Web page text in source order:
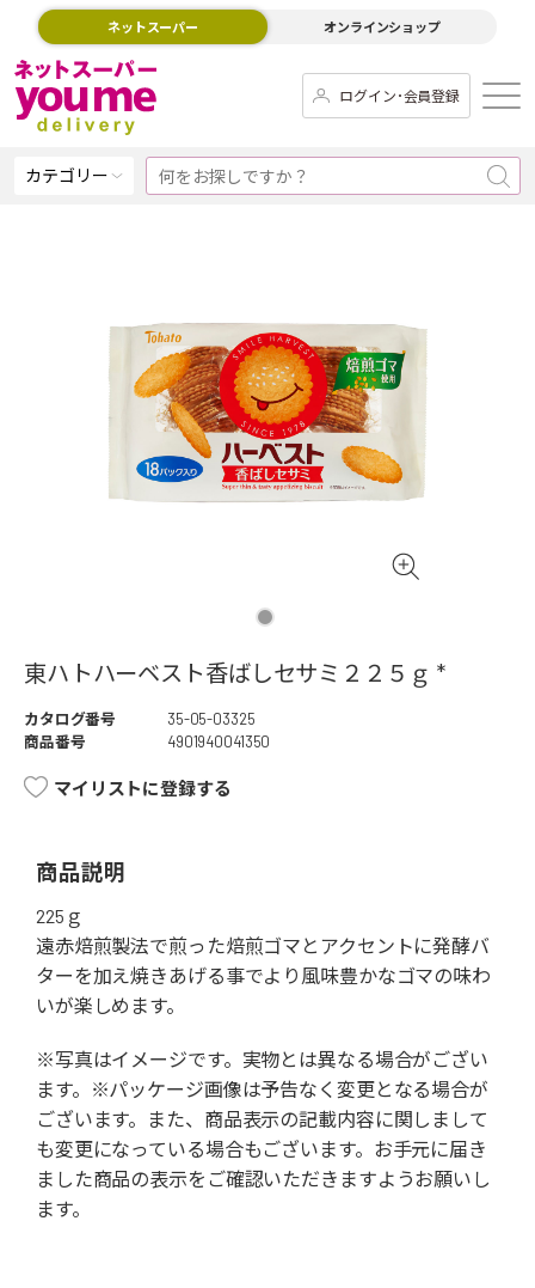
ネットスーパー オンラインショップ
ログイン･会員登録
カテゴリー
東ハトハーベスト香ばしセサミ２２５ｇ *
カタログ番号
35-05-03325
商品番号
4901940041350
マイリストに登録する
商品説明
225ｇ
遠赤焙煎製法で煎った焙煎ゴマとアクセントに発酵バ
ターを加え焼きあげる事でより風味豊かなゴマの味わ
いが楽しめます。
※写真はイメージです。実物とは異なる場合がござい
ます。※パッケージ画像は予告なく変更となる場合が
ございます。また、商品表示の記載内容に関しまして
も変更になっている場合もございます。お手元に届き
ました商品の表示をご確認いただきますようお願いし
ます。